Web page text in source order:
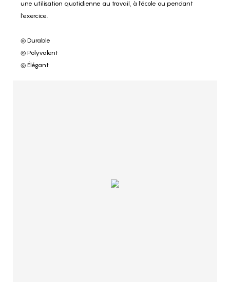
une utilisation quotidienne au travail, à l'école ou pendant
l'exercice.
◎ Durable
◎ Polyvalent
◎ Élégant